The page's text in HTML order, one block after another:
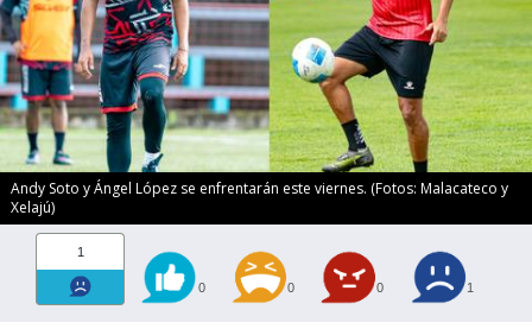
Andy Soto y Ángel López se enfrentarán este viernes. (Fotos: Malacateco y
Xelajú)
1
0 0 0 1